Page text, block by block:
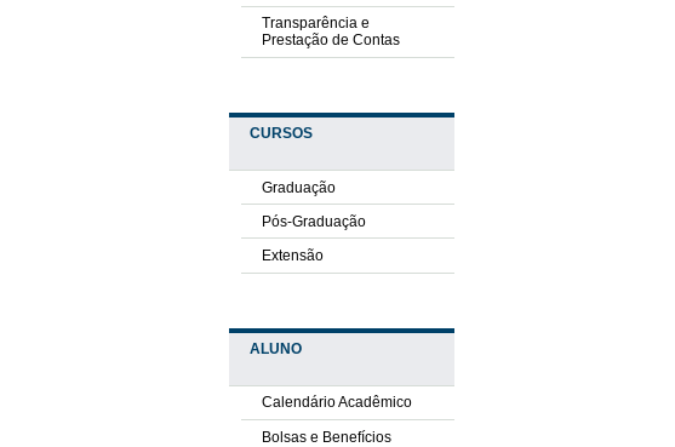
Transparência e
Prestação de Contas
CURSOS
Graduação
Pós-Graduação
Extensão
ALUNO
Calendário Acadêmico
Bolsas e Benefícios